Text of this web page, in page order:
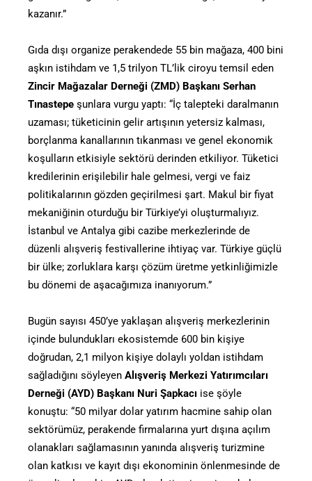
kazanır.”
Gıda dışı organize perakendede 55 bin mağaza, 400 bini
aşkın istihdam ve 1,5 trilyon TL’lik ciroyu temsil eden
Zincir Mağazalar Derneği (ZMD) Başkanı Serhan
Tınastepe şunlara vurgu yaptı: “İç talepteki daralmanın
uzaması; tüketicinin gelir artışının yetersiz kalması,
borçlanma kanallarının tıkanması ve genel ekonomik
koşulların etkisiyle sektörü derinden etkiliyor. Tüketici
kredilerinin erişilebilir hale gelmesi, vergi ve faiz
politikalarının gözden geçirilmesi şart. Makul bir fiyat
mekaniğinin oturduğu bir Türkiye’yi oluşturmalıyız.
İstanbul ve Antalya gibi cazibe merkezlerinde de
düzenli alışveriş festivallerine ihtiyaç var. Türkiye güçlü
bir ülke; zorluklara karşı çözüm üretme yetkinliğimizle
bu dönemi de aşacağımıza inanıyorum.”
Bugün sayısı 450’ye yaklaşan alışveriş merkezlerinin
içinde bulundukları ekosistemde 600 bin kişiye
doğrudan, 2,1 milyon kişiye dolaylı yoldan istihdam
sağladığını söyleyen Alışveriş Merkezi Yatırımcıları
Derneği (AYD) Başkanı Nuri Şapkacı ise şöyle
konuştu: “50 milyar dolar yatırım hacmine sahip olan
sektörümüz, perakende firmalarına yurt dışına açılım
olanakları sağlamasının yanında alışveriş turizmine
olan katkısı ve kayıt dışı ekonominin önlenmesinde de